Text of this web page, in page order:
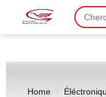
Home